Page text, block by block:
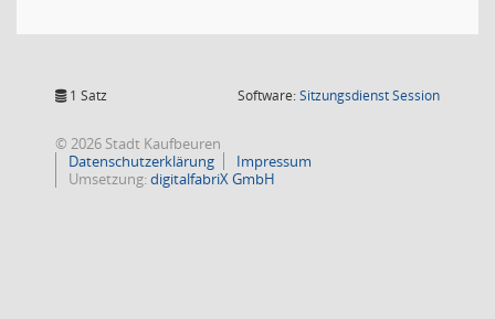
1 Satz Software:SitzungsdienstSession(Wird in
© 2026 Stadt Kaufbeuren
Datenschutzerklärung
Impressum
Umsetzung:digitalfabriX GmbH